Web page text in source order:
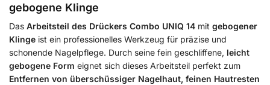
gebogene Klinge
Das Arbeitsteil des Drückers Combo UNIQ 14 mit gebogener
Klinge ist ein professionelles Werkzeug für präzise und
schonende Nagelpflege. Durch seine fein geschliffene, leicht
gebogene Form eignet sich dieses Arbeitsteil perfekt zum
Entfernen von überschüssiger Nagelhaut, feinen Hautresten